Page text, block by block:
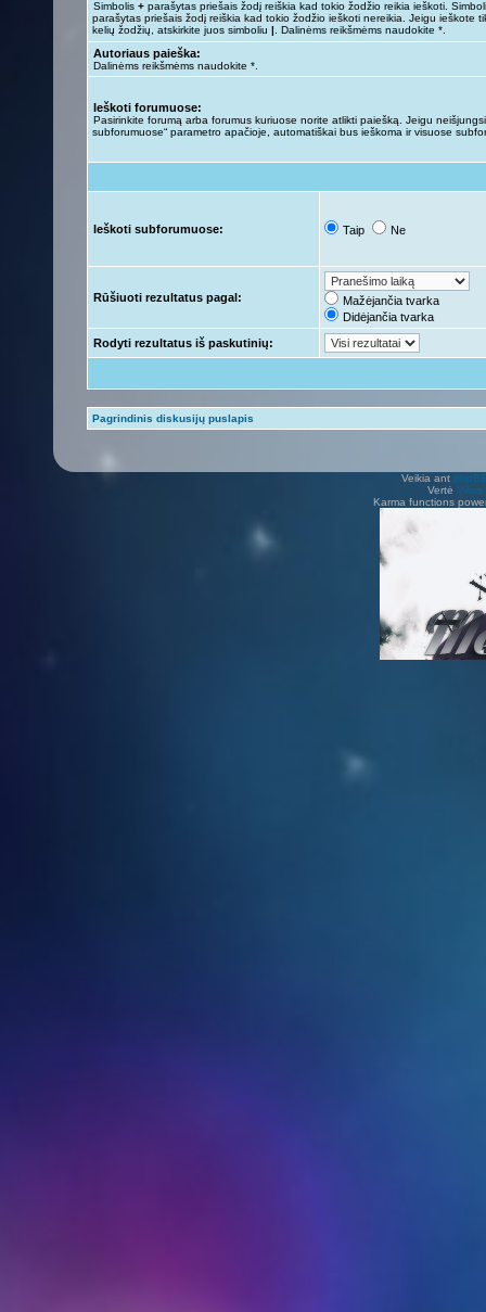
Simbolis + parašytas priešais žodį reiškia kad tokio žodžio reikia ieškoti.
parašytas priešais žodį reiškia kad tokio žodžio ieškoti nereikia. Jeigu ieškote
kelių žodžių, atskirkite juos simboliu | . Dalinėms reikšmėms naudokite *.
Autoriaus paieška:
Dalinėms reikšmėms naudokite *.
Ieškoti forumuose:
Pasirinkite forumą arba forumus kuriuose norite atlikti paiešką. Jeigu
subforumuose“ parametro apačioje, automatiškai bus ieškoma ir visuose
Ieškoti subforumuose: Taip Ne
Rūšiuoti rezultatus pagal:
Mažėjančia tvarka
Didėjančia tvarka
Rodyti rezultatus iš paskutinių:
Pagrindinis diskusijų puslapis
Veikia ant
Vertė Vilius
Karma functions